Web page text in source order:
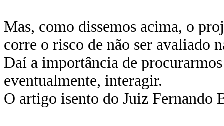
Mas, como dissemos acima, o
corre o risco de não ser avaliado
Daí a importância de
eventualmente, interagir.
O artigo isento do Juiz Fernando